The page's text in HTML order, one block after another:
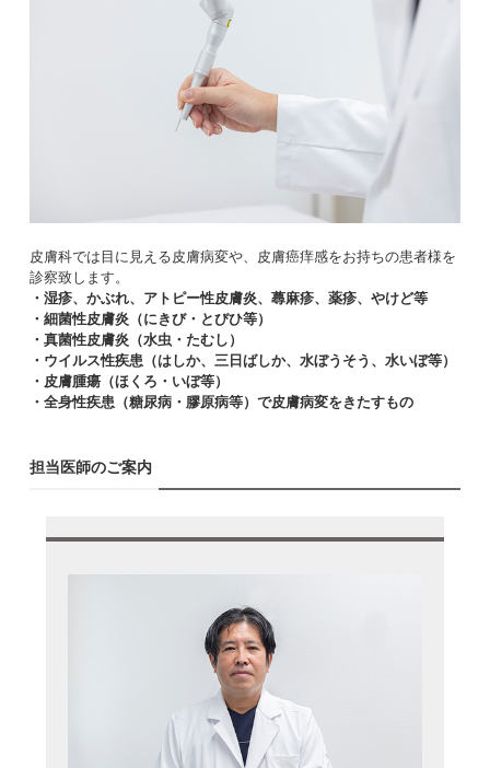
皮膚科では目に見える皮膚病変や、皮膚癌痒感をお持ちの患者様を
診察致します。
・湿疹、かぶれ、アトピー性皮膚炎、蕁麻疹、薬疹、やけど等
・細菌性皮膚炎（にきび・とびひ等）
・真菌性皮膚炎（水虫・たむし）
・ウイルス性疾患（はしか、三日ばしか、水ぼうそう、水いぼ等）
・皮膚腫瘍（ほくろ・いぼ等）
・全身性疾患（糖尿病・膠原病等）で皮膚病変をきたすもの
担当医師のご案内